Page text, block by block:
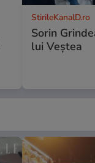
StirileKanalD.ro
Sorin
lui Veștea